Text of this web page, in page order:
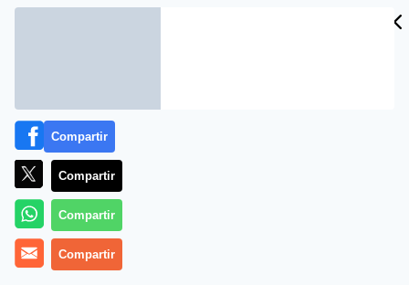
Archivado en: AYUNTAMIENTO DE MADRID
Compartir
Compartir
Compartir
Compartir